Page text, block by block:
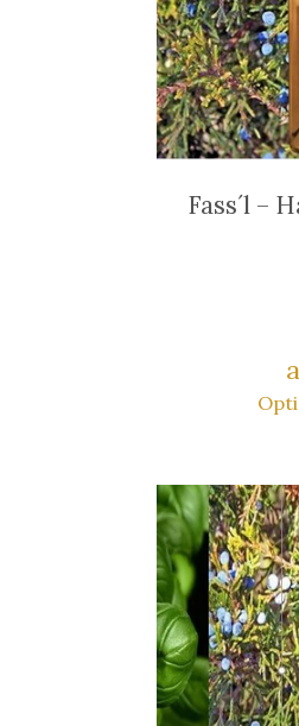
Fass´l –